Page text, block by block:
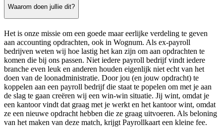
Waarom doen jullie dit?
Het is onze missie om een goede maar eerlijke verdeling te geven
aan accounting opdrachten, ook in Wognum. Als ex-payroll
bedrijven weten wij hoe lastig het kan zijn om aan opdrachten te
komen die bij ons passen. Niet iedere payroll bedrijf vindt iedere
branche even leuk en anderen houden eigenlijk niet echt van het
doen van de loonadministratie. Door jou (en jouw opdracht) te
koppelen aan een payroll bedrijf die staat te popelen om met je aan
de slag te gaan creëren wij een win-win situatie. Jij wint, omdat je
een kantoor vindt dat graag met je werkt en het kantoor wint, omdat
ze een nieuwe opdracht hebben die ze graag uitvoeren. Als beloning
van het maken van deze match, krijgt Payrollkaart een kleine fee.